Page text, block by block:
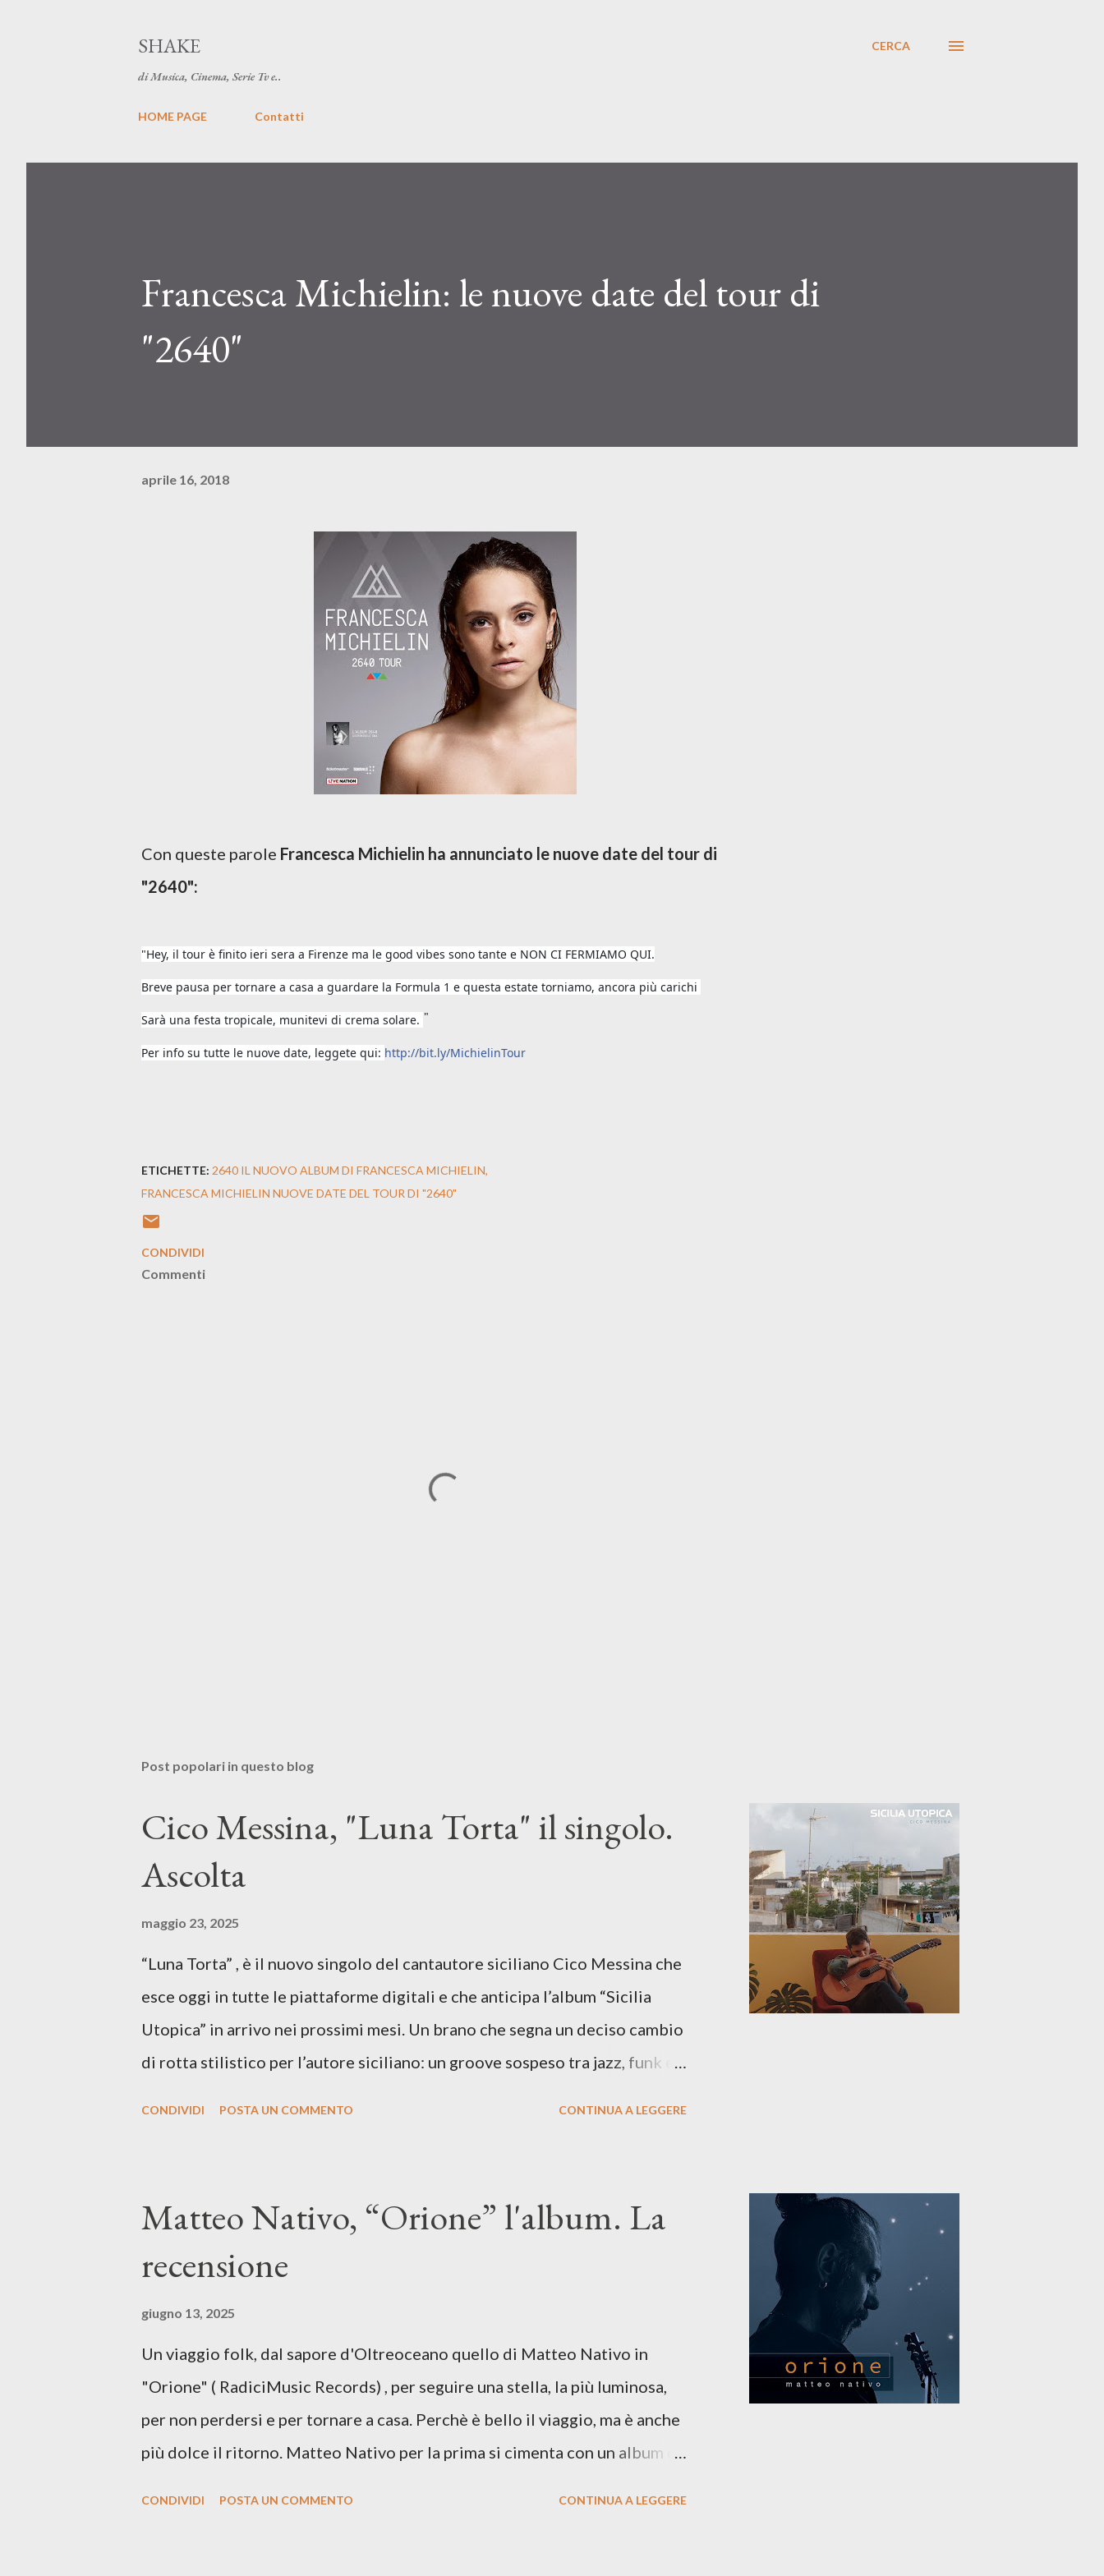
SHAKE
di Musica, Cinema, Serie Tv e..
CERCA
HOME PAGE Contatti
Francesca Michielin: le nuove date del tour di
"2640"
aprile 16, 2018
Con queste parole Francesca Michielin ha annunciato le nuove date del tour di
"2640":
"Hey, il tour è finito ieri sera a Firenze ma le good vibes sono tante e NON CI FERMIAMO QUI.
Breve pausa per tornare a casa a guardare la Formula 1 e questa estate torniamo, ancora più carichi
Sarà una festa tropicale, munitevi di crema solare. "
Per info su tutte le nuove date, leggete qui: http://bit.ly/MichielinTour
ETICHETTE: 2640 IL NUOVO ALBUM DI FRANCESCA MICHIELIN
FRANCESCA MICHIELIN NUOVE DATE DEL TOUR DI "2640"
CONDIVIDI
Commenti
Post popolari in questo blog
Cico Messina, "Luna Torta" il singolo.
Ascolta
maggio 23, 2025
“Luna Torta” , è il nuovo singolo del cantautore siciliano Cico Messina che
esce oggi in tutte le piattaforme digitali e che anticipa l’album “Sicilia
Utopica” in arrivo nei prossimi mesi. Un brano che segna un deciso cambio
di rotta stilistico per l’autore siciliano: un groove sospeso tra jazz, funk e
segnato da guerre, disorientamento e tensioni globali. La canzone
racconta la difficoltà di creare, e perfino di esistere, sotto il peso della
vivere e nel suonare, nel trovare respiro anche quando l’aria sembra farsi
più densa. Il brano è anche una dichiarazione d’intenti: Cico Messina apre
il suo nuovo percorso artistico con una composizi...
CONDIVIDI POSTA UN COMMENTO CONTINUA A LEGGERE
Matteo Nativo, “Orione” l'album. La
recensione
giugno 13, 2025
Un viaggio folk, dal sapore d'Oltreoceano quello di Matteo Nativo in
"Orione" ( RadiciMusic Records) , per seguire una stella, la più luminosa,
per non perdersi e per tornare a casa. Perchè è bello il viaggio, ma è anche
più dolce il ritorno. Matteo Nativo per la prima si cimenta con un album di
CONDIVIDI POSTA UN COMMENTO CONTINUA A LEGGERE